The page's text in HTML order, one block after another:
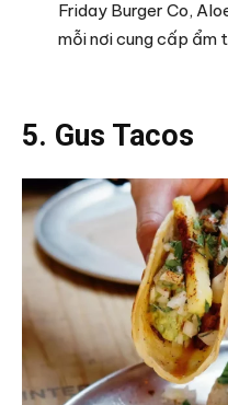
Friday Burger Co,
mỗi nơi cung cấp ẩm
5. Gus Tacos